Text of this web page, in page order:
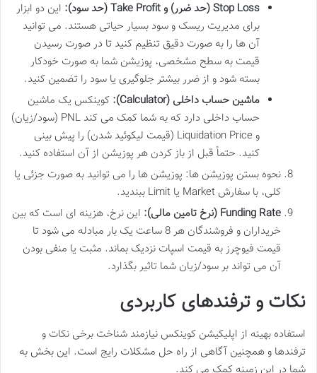
Stop Loss (حد ضرر) و Take Profit (حد سود):
این دو ابزار
برای مدیریت ریسک و سود بسیار حیاتی هستند. می توانید
آن ها را به صورت دقیق تنظیم کنید تا در صورت رسیدن
قیمت به سطح مشخصی، پوزیشن شما به صورت خودکار
بسته شود و از ضرر بیشتر جلوگیری یا سود را تضمین کنید.
ماشین حساب داخلی (Calculator):
کوینکس یک ماشین
حساب داخلی دارد که به شما کمک می کند PNL (سود/زیان)
و Liquidation Price (قیمت لیکوئید شدن) را پیش بینی
کنید. حتماً قبل از باز کردن هر پوزیشن از آن استفاده کنید.
نحوه بستن پوزیشن ها: پوزیشن ها را می توانید به صورت جزئی یا
کلی، با سفارش Market یا Limit ببندید.
Funding Rate (نرخ تامین مالی):
این نرخ، هزینه ای است که بین
خریداران و فروشندگان هر 8 ساعت یک بار مبادله می شود تا
قیمت فیوچرز به قیمت اسپات نزدیک بماند. مثبت یا منفی بودن
آن می تواند بر سود/زیان شما تاثیر بگذارد.
نکات و ترفندهای کاربردی
استفاده بهینه از اپلیکیشن کوینکس نیازمند شناخت برخی نکات و
ترفندها و همچنین آگاهی از راه حل مشکلات رایج است. این بخش به